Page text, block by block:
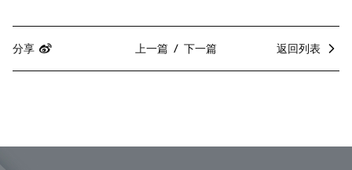
分享 上一篇 下一篇 返回列表